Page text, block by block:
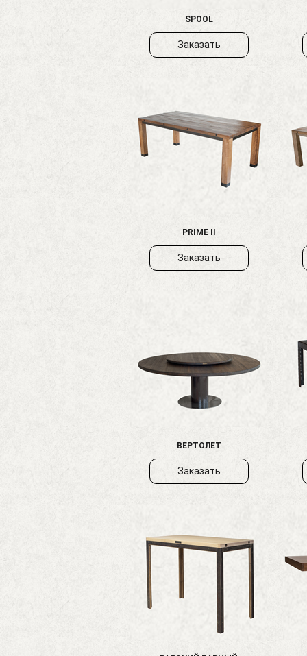
SPOOL
Заказать
PRIME II
Заказать
ВЕРТОЛЕТ
Заказать